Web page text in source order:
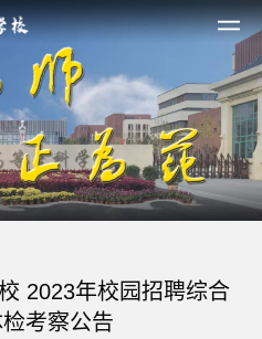
2023年校园招聘综合
考察公告